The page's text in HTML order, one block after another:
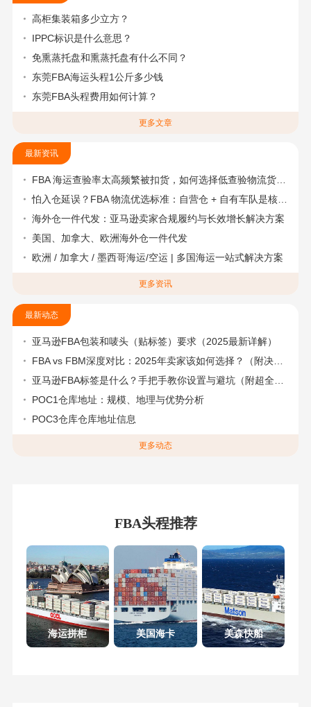
高柜集装箱多少立方？
IPPC标识是什么意思？
免熏蒸托盘和熏蒸托盘有什么不同？
东莞FBA海运头程1公斤多少钱
东莞FBA头程费用如何计算？
更多文章
最新资讯
FBA 海运查验率太高频繁被扣货，如何选择低查验物流货代？
怕入仓延误？FBA 物流优选标准：自营仓 + 自有车队是核心硬指标
海外仓一件代发：亚马逊卖家合规履约与长效增长解决方案
美国、加拿大、欧洲海外仓一件代发
欧洲 / 加拿大 / 墨西哥海运/空运 | 多国海运一站式解决方案
更多资讯
最新动态
亚马逊FBA包装和唛头（贴标签）要求（2025最新详解）
FBA vs FBM深度对比：2025年卖家该如何选择？（附决策流程图）
亚马逊FBA标签是什么？手把手教你设置与避坑（附超全指南）
POC1仓库地址：规模、地理与优势分析
POC3仓库仓库地址信息
更多动态
FBA头程推荐
海运拼柜 美国海卡 美森快船